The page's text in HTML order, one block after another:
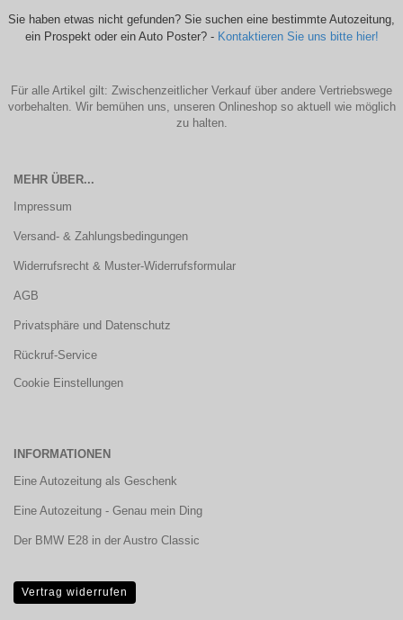
Sie haben etwas nicht gefunden? Sie suchen eine bestimmte Autozeitung,
ein Prospekt oder ein Auto Poster? - Kontaktieren Sie uns bitte hier!
Für alle Artikel gilt: Zwischenzeitlicher Verkauf über andere Vertriebswege
vorbehalten. Wir bemühen uns, unseren Onlineshop so aktuell wie möglich
zu halten.
MEHR ÜBER...
Impressum
Versand- & Zahlungsbedingungen
Widerrufsrecht & Muster-Widerrufsformular
AGB
Privatsphäre und Datenschutz
Rückruf-Service
Cookie Einstellungen
INFORMATIONEN
Eine Autozeitung als Geschenk
Eine Autozeitung - Genau mein Ding
Der BMW E28 in der Austro Classic
Vertrag widerrufen